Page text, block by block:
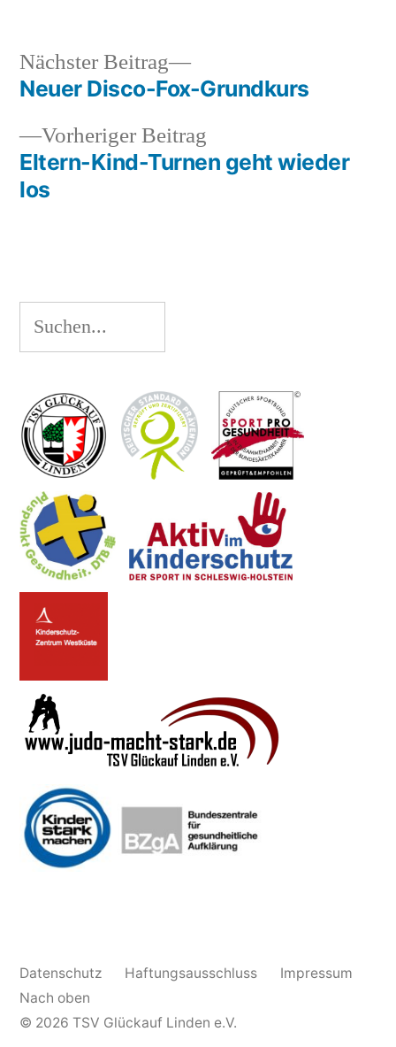
Beitragsnavigation
Vorheriger Beitrag
Beitrag:
Eltern-Kind-Turnen geht wieder
los
Nächster Beitrag
Nächster
Beitrag:
Neuer Disco-Fox-Grundkurs
Suchen
Datenschutz Haftungsausschluss
Impressum
Nach oben
© 2026 TSV Glückauf Linden e.V.